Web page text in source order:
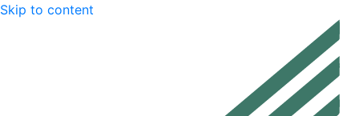
Skip to content